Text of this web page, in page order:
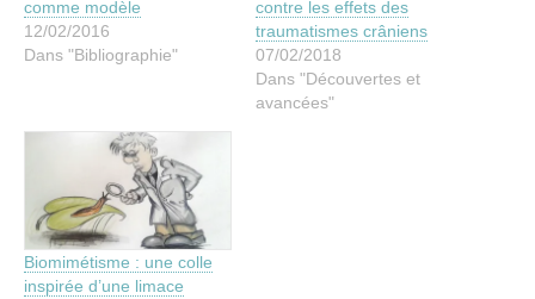
comme modèle
12/02/2016
Dans "Bibliographie"
contre les effets des
traumatismes crâniens
07/02/2018
Dans "Découvertes et
avancées"
Biomimétisme : une colle
inspirée d’une limace